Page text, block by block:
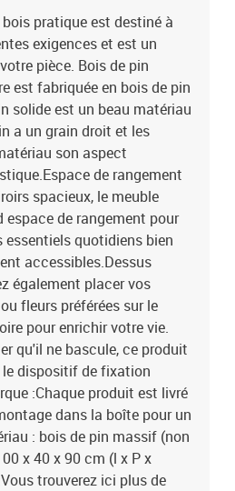
dans la boîte pour un montage
(non traité)Dimensions : 100 x
trouverez ici plus de
vos meubles de basculer
pratique est destiné à
exigences et est un
pièce. Bois de pin
est fabriquée en bois de pin
solide est un beau matériau
a un grain droit et les
son aspect
de rangement
spacieux, le meuble
de rangement pour
essentiels quotidiens bien
accessibles.Dessus
également placer vos
fleurs préférées sur le
pour enrichir votre vie.
qu'il ne bascule, ce produit
dispositif de fixation
:Chaque produit est livré
dans la boîte pour un
: bois de pin massif (non
x 40 x 90 cm (l x P x
trouverez ici plus de